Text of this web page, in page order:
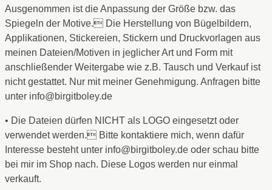
Ausgenommen ist die Anpassung der Größe bzw. das
Spiegeln der Motive. Die Herstellung von Bügelbildern,
Applikationen, Stickereien, Stickern und Druckvorlagen aus
meinen Dateien/Motiven in jeglicher Art und Form mit
anschließender Weitergabe wie z.B. Tausch und Verkauf ist
nicht gestattet. Nur mit meiner Genehmigung. Anfragen bitte
unter info@birgitboley.de
• Die Dateien dürfen NICHT als LOGO eingesetzt oder
verwendet werden. Bitte kontaktiere mich, wenn dafür
Interesse besteht unter info@birgitboley.de oder schau bitte
bei mir im Shop nach. Diese Logos werden nur einmal
verkauft.